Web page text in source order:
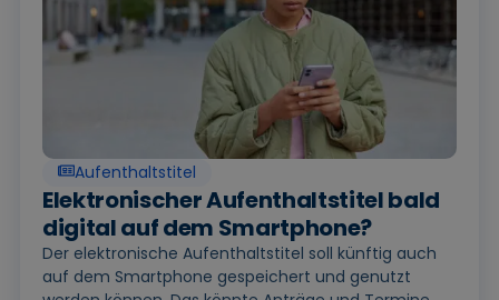
Aufenthaltstitel
Elektronischer Aufenthaltstitel bald
digital auf dem Smartphone?
Der elektronische Aufenthaltstitel soll künftig auch
auf dem Smartphone gespeichert und genutzt